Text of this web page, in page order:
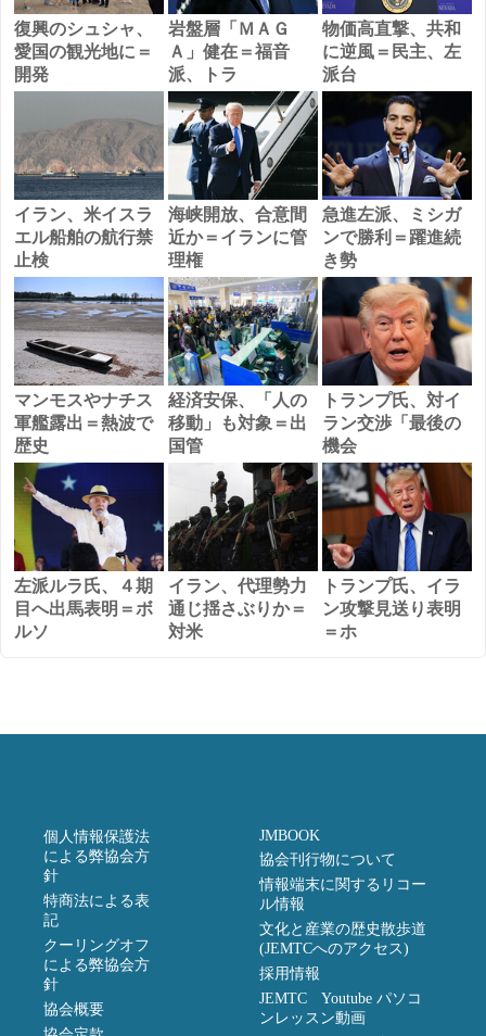
復興のシュシャ、
愛国の観光地に＝
開発
岩盤層「ＭＡＧ
Ａ」健在＝福音
派、トラ
物価高直撃、共和
に逆風＝民主、左
派台
イラン、米イスラ
エル船舶の航行禁
止検
海峡開放、合意間
近か＝イランに管
理権
急進左派、ミシガ
ンで勝利＝躍進続
き勢
マンモスやナチス
軍艦露出＝熱波で
歴史
経済安保、「人の
移動」も対象＝出
国管
トランプ氏、対イ
ラン交渉「最後の
機会
左派ルラ氏、４期
目へ出馬表明＝ボ
ルソ
イラン、代理勢力
通じ揺さぶりか＝
対米
トランプ氏、イラ
ン攻撃見送り表明
＝ホ
個人情報保護法
による弊協会方
針
特商法による表
記
クーリングオフ
による弊協会方
針
協会概要
JMBOOK
協会刊行物について
情報端末に関するリコー
ル情報
文化と産業の歴史散歩道
(JEMTCへのアクセス)
採用情報
JEMTC Youtube パソコ
ンレッスン動画